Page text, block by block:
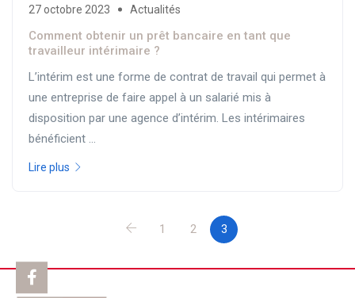
27 octobre 2023 Actualités
Comment obtenir un prêt bancaire en tant que
travailleur intérimaire ?
L’intérim est une forme de contrat de travail qui permet à
une entreprise de faire appel à un salarié mis à
disposition par une agence d’intérim. Les intérimaires
bénéficient ...
Lire plus
1 2 3